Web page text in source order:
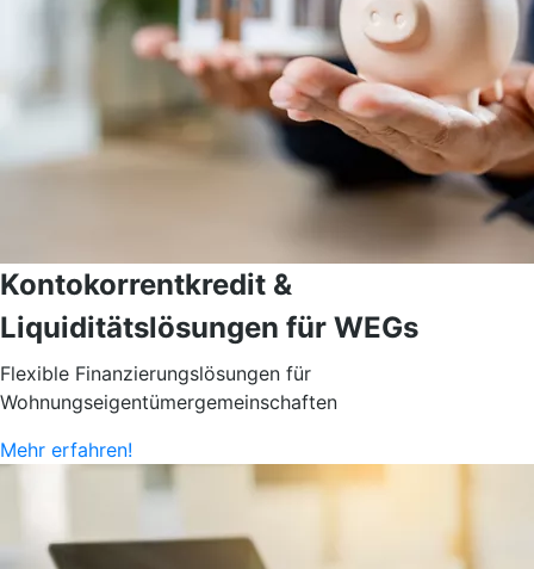
Kontokorrentkredit &
Liquiditätslösungen für WEGs
Flexible Finanzierungslösungen für
Wohnungseigentümergemeinschaften
Mehr erfahren!